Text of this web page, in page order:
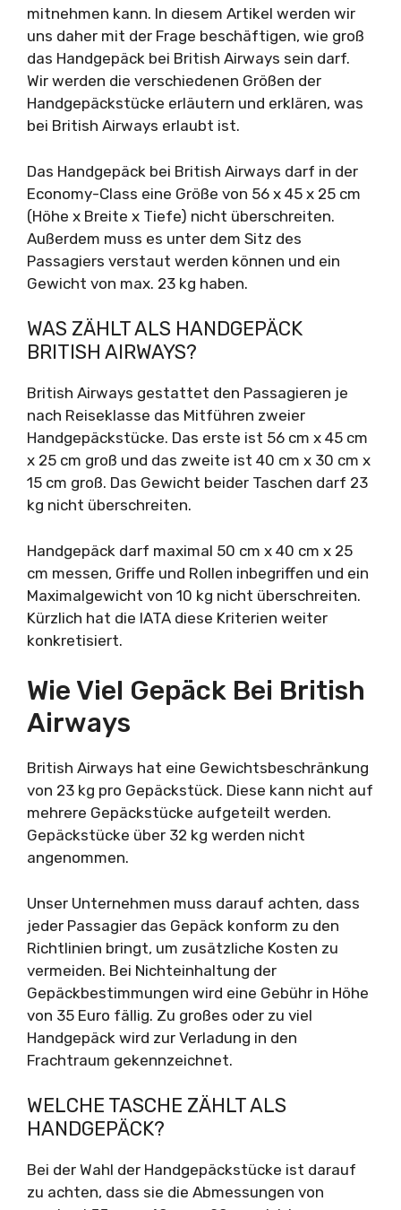
mitnehmen kann. In diesem Artikel werden wir
uns daher mit der Frage beschäftigen, wie groß
das Handgepäck bei British Airways sein darf.
Wir werden die verschiedenen Größen der
Handgepäckstücke erläutern und erklären, was
bei British Airways erlaubt ist.
Das Handgepäck bei British Airways darf in der
Economy-Class eine Größe von 56 x 45 x 25 cm
(Höhe x Breite x Tiefe) nicht überschreiten.
Außerdem muss es unter dem Sitz des
Passagiers verstaut werden können und ein
Gewicht von max. 23 kg haben.
WAS ZÄHLT ALS HANDGEPÄCK
BRITISH AIRWAYS?
British Airways gestattet den Passagieren je
nach Reiseklasse das Mitführen zweier
Handgepäckstücke. Das erste ist 56 cm x 45 cm
x 25 cm groß und das zweite ist 40 cm x 30 cm x
15 cm groß. Das Gewicht beider Taschen darf 23
kg nicht überschreiten.
Handgepäck darf maximal 50 cm x 40 cm x 25
cm messen, Griffe und Rollen inbegriffen und ein
Maximalgewicht von 10 kg nicht überschreiten.
Kürzlich hat die IATA diese Kriterien weiter
konkretisiert.
Wie Viel Gepäck Bei British
Airways
British Airways hat eine Gewichtsbeschränkung
von 23 kg pro Gepäckstück. Diese kann nicht auf
mehrere Gepäckstücke aufgeteilt werden.
Gepäckstücke über 32 kg werden nicht
angenommen.
Unser Unternehmen muss darauf achten, dass
jeder Passagier das Gepäck konform zu den
Richtlinien bringt, um zusätzliche Kosten zu
vermeiden. Bei Nichteinhaltung der
Gepäckbestimmungen wird eine Gebühr in Höhe
von 35 Euro fällig. Zu großes oder zu viel
Handgepäck wird zur Verladung in den
Frachtraum gekennzeichnet.
WELCHE TASCHE ZÄHLT ALS
HANDGEPÄCK?
Bei der Wahl der Handgepäckstücke ist darauf
zu achten, dass sie die Abmessungen von